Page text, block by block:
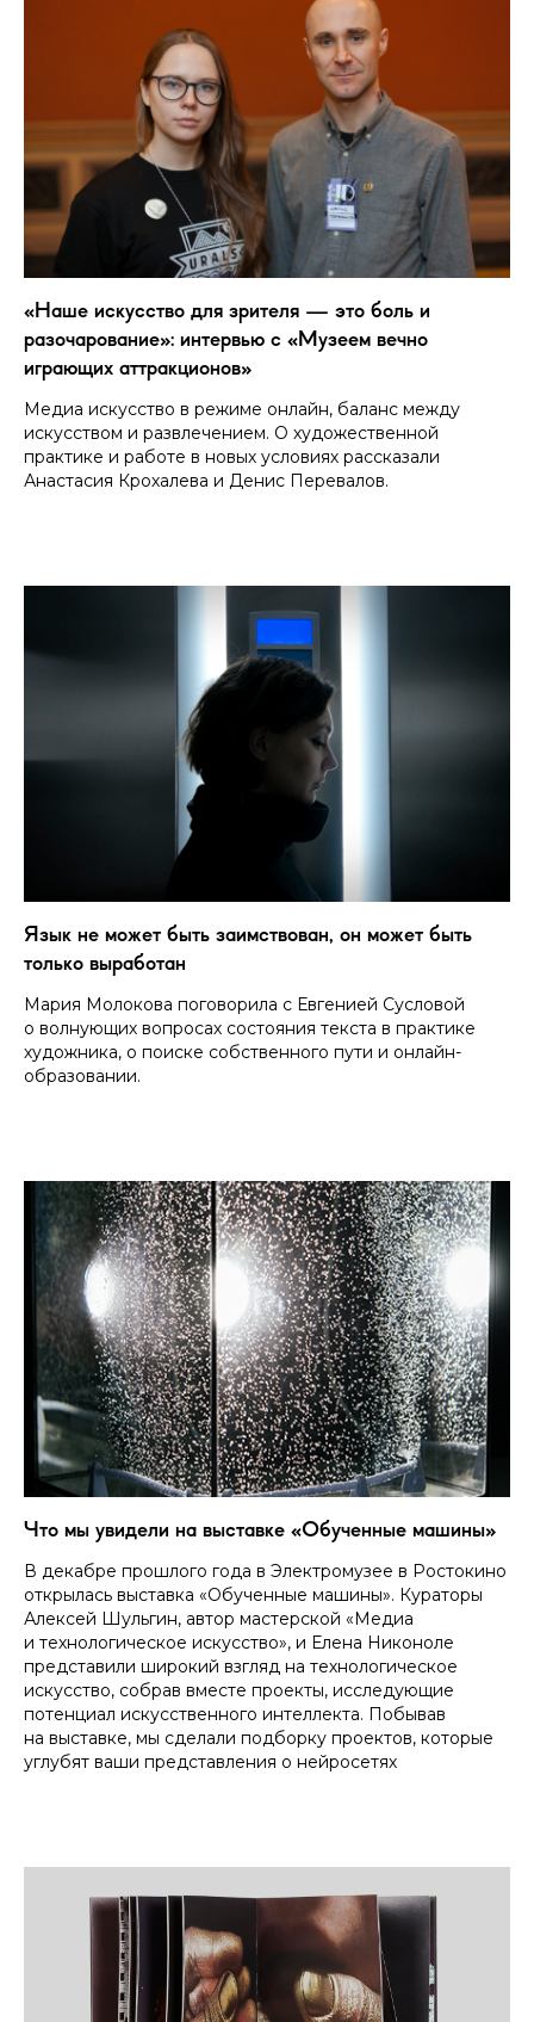
«Наше искусство для зрителя — это боль и
разочарование»: интервью с «Музеем вечно
играющих аттракционов»
Медиа искусство в режиме онлайн, баланс между
искусством и развлечением. О художественной
практике и работе в новых условиях рассказали
Анастасия Крохалева и Денис Перевалов.
Язык не может быть заимствован, он может быть
только выработан
Мария Молокова поговорила с Евгенией Сусловой
о волнующих вопросах состояния текста в практике
художника, о поиске собственного пути и онлайн-
образовании.
Что мы увидели на выставке «Обученные машины»
В декабре прошлого года в Электромузее в Ростокино
открылась выставка «Обученные машины». Кураторы
Алексей Шульгин, автор мастерской «Медиа
и технологическое искусство», и Елена Никоноле
представили широкий взгляд на технологическое
искусство, собрав вместе проекты, исследующие
потенциал искусственного интеллекта. Побывав
на выставке, мы сделали подборку проектов, которые
углубят ваши представления о нейросетях